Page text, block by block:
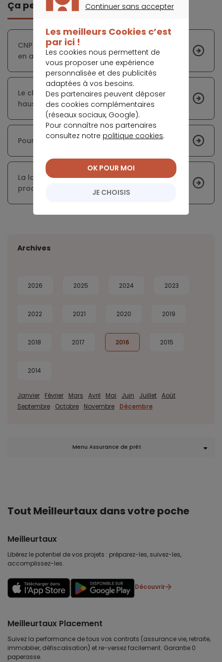
Ça peut vous intéresser
CNP Assurances adopte une nouvelle tournure
en adoptant la prévoyance
Le chômage : une cause indéniable de la
hausse du taux de pauvreté en France
Pourquoi investir dans l’immobilier neuf ?
La loi Sapin 2 vient mettre de l’ordre dans les
procédures
Archives
2026 2025 2024 2023
2022 2021 2020 2019
2018 2017 2016 2015
2014
Janvier Février Mars Avril Mai Juin Juillet Août
Septembre
Octobre Novembre Décembre
Menu Assurance de prêt
Tout Meilleurtaux dans votre poche
Meilleurtaux
Libérez le potentiel de vos projets : préparez-les, suivez-les,
accomplissez-les.
Découvrir
Meilleurtaux Placement
Suivez la performance de tous vos contrats (assurance vie, retraite,
immobilier, défiscalisation) et re-versez facilement. Garantie 0
paperasse.
Continuer sans accepter
Les meilleurs Cookies c’est
par ici !
Les cookies nous permettent de
vous proposer une expérience
personnalisée et des publicités
adaptées à vos besoins.
Des partenaires peuvent déposer
des cookies complémentaires
(réseaux sociaux, Google).
Pour connaître nos partenaires
consultez notre politique cookies.
JE CHOISIS
OK POUR MOI